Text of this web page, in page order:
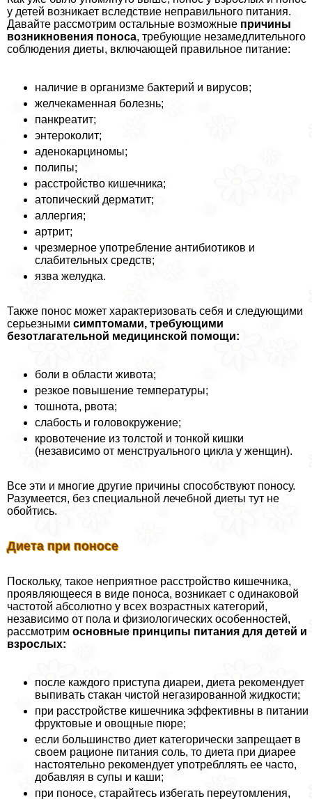
у детей возникает вследствие неправильного питания.
Давайте рассмотрим остальные возможные причины
возникновения поноса, требующие незамедлительного
соблюдения диеты, включающей правильное питание:
наличие в организме бактерий и вирусов;
желчекаменная болезнь;
панкреатит;
энтероколит;
аденокарциномы;
полипы;
расстройство кишечника;
атопический дерматит;
аллергия;
артрит;
чрезмерное употрeбление антибиотиков и
слабительных средств;
язва желудка.
Также понос может хаpaктеризовать себя и следующими
серьезными симптомами, требующими
безотлагательной медицинской помощи:
боли в области живота;
резкое повышение температуры;
тошнота, рвота;
слабость и головокружение;
кровотечение из толстой и тонкой кишки
(независимо от мeнcтpуального цикла у женщин).
Все эти и многие другие причины способствуют поносу.
Разумеется, без специальной лечебной диеты тут не
обойтись.
Диета при поносе
Поскольку, такое неприятное расстройство кишечника,
проявляющееся в виде поноса, возникает с одинаковой
частотой абсолютно у всех возрастных категорий,
независимо от пола и физиологических особенностей,
рассмотрим основные принципы питания для детей и
взрослых:
после каждого приступа диареи, диета рекомендует
выпивать стакан чистой негазированной жидкости;
при расстройстве кишечника эффективны в питании
фруктовые и овощные пюре;
если большинство диет категорически запрещает в
своем рационе питания соль, то диета при диарее
настоятельно рекомендует употрeбллять ее часто,
добавляя в супы и каши;
при поносе, старайтесь избегать переутомления,